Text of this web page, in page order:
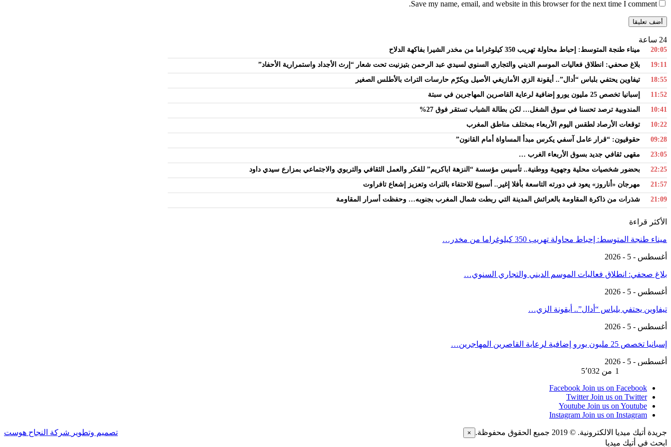
Save my name, email, and website in this browser for the next time I comment.
24 ساعة
20:05
ميناء طنجة المتوسط: إحباط محاولة تهريب 350 كيلوغراما من مخدر الشيرا بفاكهة الدلاح
19:11
بلاغ صحفي: انطلاق فعاليات الموسم الديني والتجاري السنوي لسيدي عبد الرحمن بتيزنيت تحت شعار “إرث الأجداد واستمرارية الأحفاد”
18:55
تيفاوين يحتفي بلباس “أدال”.. أيقونة الزي الأمازيغي الأصيل ويكرّم حارسات التراث بالأطلس الصغير
11:52
إسبانيا تخصص 25 مليون يورو إضافية لرعاية القاصرين المهاجرين في سبتة
10:41
المندوبية ترصد تحسنا في سوق الشغل… لكن بطالة الشباب تستقر فوق 27%
10:22
توقعات الأرصاد لطقس اليوم الأربعاء بمختلف مناطق المغرب
09:28
حقوقيون: “قرار عامل آسفي يكرس مبدأ المساواة أمام القانون”
23:05
مقهى ثقافي جديد بسوق الأربعاء الغرب …
22:25
بحضور شخصيات محلية وجهوية ووطنية.. تأسيس مؤسسة “النزهة اباكريم” للفكر والعمل الثقافي والتربوي والاجتماعي بمزارع سيدي داود
21:57
مهرجان «أناروز» يعود في دورته التاسعة بأفلا إغير.. أسبوع للاحتفاء بالتراث وتعزيز إشعاع تافراوت
21:09
شذرات من ذاكرة المقاومة بالعرائش المدينة التي ربطت شمال المغرب بجنوبه… وحفظت أسرار المقاومة
الأكثر قراءة
ميناء طنجة المتوسط: إحباط محاولة تهريب 350 كيلوغراما من مخدر…
أغسطس - 5 - 2026
بلاغ صحفي: انطلاق فعاليات الموسم الديني والتجاري السنوي…
أغسطس - 5 - 2026
تيفاوين يحتفي بلباس “أدال”.. أيقونة الزي…
أغسطس - 5 - 2026
إسبانيا تخصص 25 مليون يورو إضافية لرعاية القاصرين المهاجرين…
أغسطس - 5 - 2026
1 من 5٬032
Facebook Join us on Facebook
Twitter Join us on Twitter
Youtube Join us on Youtube
Instagram Join us on Instagram
جريدة أتيك ميديا الالكترونية. © 2019 جميع الحقوق محفوظة. تصميم وتطوير شركة النجاح هوست ×
ابحث في أتيك ميديا